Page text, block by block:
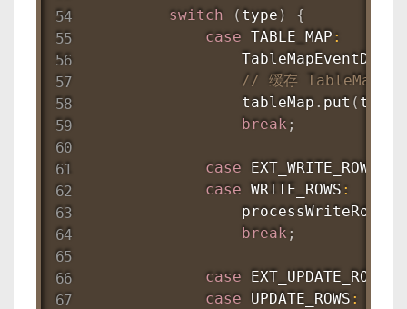
switch ( type )
{
case TABLE_MAP :
TableMapEventData
// 缓存
                tableMap
. put (
break ;
case EXT_WRITE_ROWS
case WRITE_ROWS :
processWriteRows
break ;
case EXT_UPDATE_ROWS
case UPDATE_ROWS :